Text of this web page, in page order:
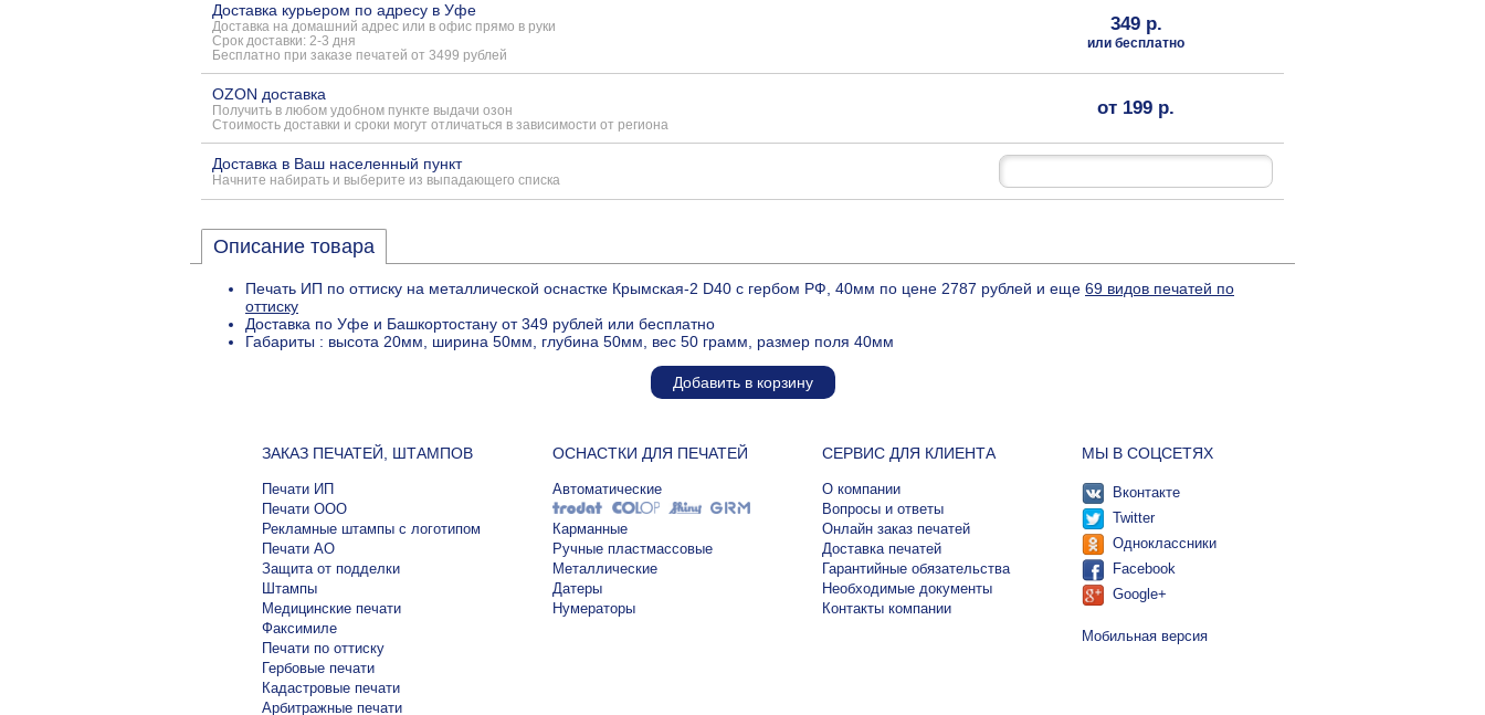
Доставка курьером по адресу в Уфе
Доставка на домашний адрес или в офис прямо в руки
Срок доставки: 2-3 дня
Бесплатно при заказе печатей от 3499 рублей
349 р.
или бесплатно
OZON доставка
Получить в любом удобном пункте выдачи озон
Стоимость доставки и сроки могут отличаться в зависимости от региона
от 199 р.
Доставка в Ваш населенный пункт
Начните набирать и выберите из выпадающего списка
Описание товара
Печать ИП по оттиску на металлической оснастке Крымская-2 D40 с гербом РФ, 40мм по цене 2787 рублей и еще 69 видов печатей по
оттиску
Доставка по Уфе и Башкортостану от 349 рублей или бесплатно
Габариты : высота 20мм, ширина 50мм, глубина 50мм, вес 50 грамм, размер поля 40мм
Добавить в корзину
ЗАКАЗ ПЕЧАТЕЙ, ШТАМПОВ
Печати ИП
Печати ООО
Рекламные штампы с логотипом
Печати АО
Защита от подделки
Штампы
Медицинские печати
Факсимиле
Печати по оттиску
Гербовые печати
Кадастровые печати
Арбитражные печати
ОСНАСТКИ ДЛЯ ПЕЧАТЕЙ
Автоматические
Карманные
Ручные пластмассовые
Металлические
Датеры
Нумераторы
СЕРВИС ДЛЯ КЛИЕНТА
О компании
Вопросы и ответы
Онлайн заказ печатей
Доставка печатей
Гарантийные обязательства
Необходимые документы
Контакты компании
МЫ В СОЦСЕТЯХ
Вконтакте
Twitter
Одноклассники
Facebook
Google+
Мобильная версия